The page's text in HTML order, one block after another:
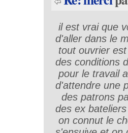
il est vrai que
d'aller dans le
tout ouvrier
des conditions
pour le travail
d'attendre une
des patrons
des ex
on connut le